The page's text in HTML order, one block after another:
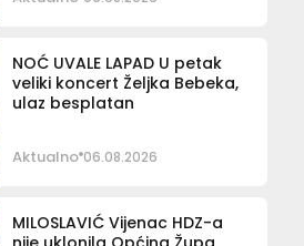
NOĆ UVALE LAPAD U petak
veliki koncert Željka Bebeka,
ulaz besplatan
Aktualno 06.08.2026
MILOSLAVIĆ Vijenac HDZ-a